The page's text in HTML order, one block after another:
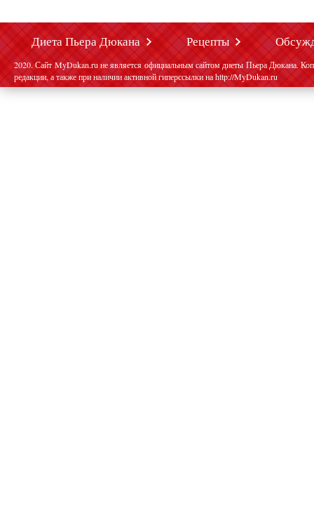
Диета Пьера Дюкана Рецепты
2020. Сайт MyDukan.ru не является официальным сайтом диеты Пьера Дюкана.
редакции, а также при наличии активной гиперссылки на http://MyDukan.ru